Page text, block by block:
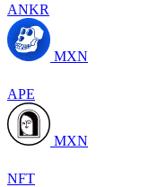
ANKR
MXN
APE
MXN
NFT